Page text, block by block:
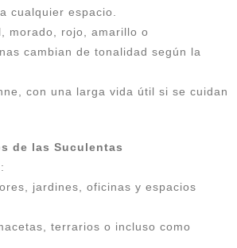
cualquier espacio.
morado, rojo, amarillo o
cambian de tonalidad según la
con una larga vida útil si se cuidan
de las Suculentas
:
jardines, oficinas y espacios
terrarios o incluso como